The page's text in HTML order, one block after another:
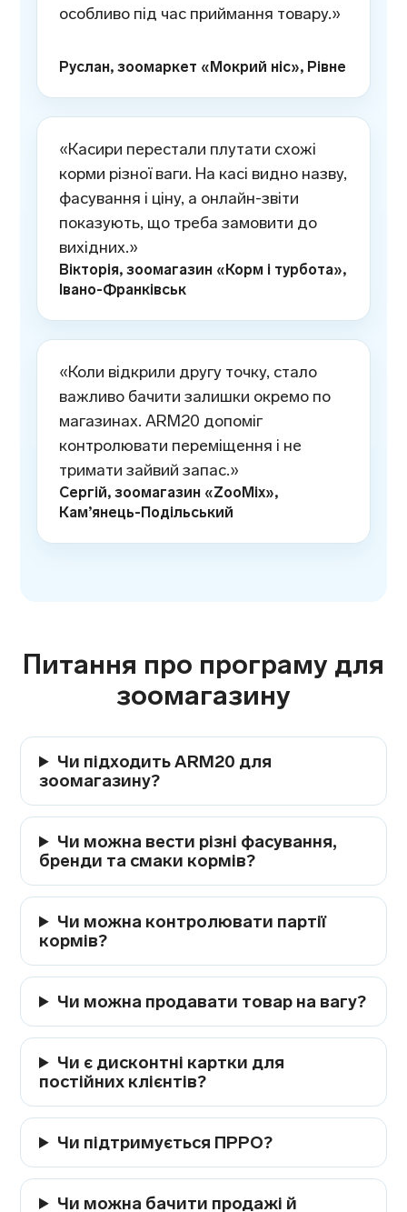
особливо під час приймання товару.»
Руслан, зоомаркет «Мокрий ніс», Рівне
«Касири перестали плутати схожі
корми різної ваги. На касі видно назву,
фасування і ціну, а онлайн-звіти
показують, що треба замовити до
вихідних.»
Вікторія, зоомагазин «Корм і турбота»,
Івано-Франківськ
«Коли відкрили другу точку, стало
важливо бачити залишки окремо по
магазинах. ARM20 допоміг
контролювати переміщення і не
тримати зайвий запас.»
Сергій, зоомагазин «ZooMix»,
Кам’янець-Подільський
Питання про програму для
зоомагазину
Чи підходить ARM20 для
зоомагазину?
Чи можна вести різні фасування,
бренди та смаки кормів?
Чи можна контролювати партії
кормів?
Чи можна продавати товар на вагу?
Чи є дисконтні картки для
постійних клієнтів?
Чи підтримується ПРРО?
Чи можна бачити продажі й